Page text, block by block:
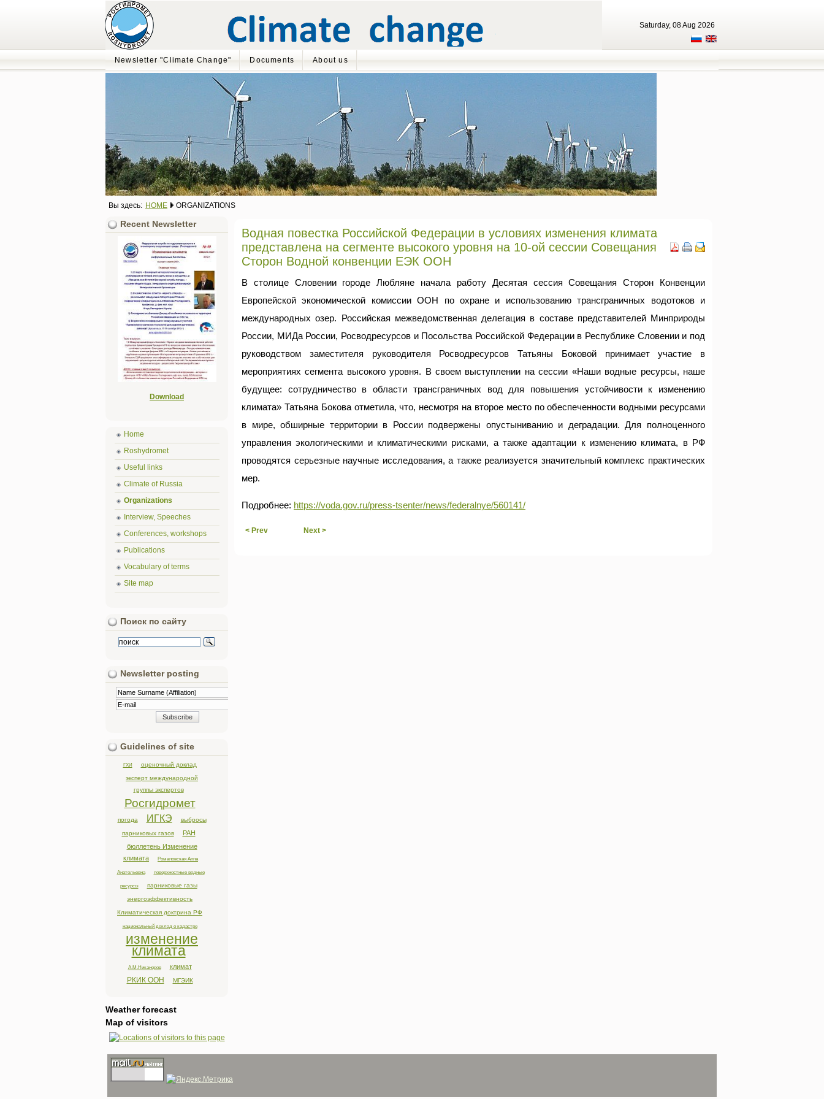
Saturday, 08 Aug 2026
Newsletter "Climate Change" Documents About us
Вы здесь: HOME ORGANIZATIONS
Водная повестка Российской Федерации в условиях изменения климата
представлена на сегменте высокого уровня на 10-ой сессии Совещания
Сторон Водной конвенции ЕЭК ООН
В столице Словении городе Любляне начала работу Десятая сессия Совещания Сторон Конвенции
Европейской экономической комиссии ООН по охране и использованию трансграничных водотоков и
международных озер. Российская межведомственная делегация в составе представителей Минприроды
России, МИДа России, Росводресурсов и Посольства Российской Федерации в Республике Словении и под
руководством заместителя руководителя Росводресурсов Татьяны Боковой принимает участие в
мероприятиях сегмента высокого уровня. В своем выступлении на сессии «Наши водные ресурсы, наше
будущее: сотрудничество в области трансграничных вод для повышения устойчивости к изменению
климата» Татьяна Бокова отметила, что, несмотря на второе место по обеспеченности водными ресурсами
в мире, обширные территории в России подвержены опустыниванию и деградации. Для полноценного
управления экологическими и климатическими рисками, а также адаптации к изменению климата, в РФ
проводятся серьезные научные исследования, а также реализуется значительный комплекс практических
мер.
Подробнее: https://voda.gov.ru/press-tsenter/news/federalnye/560141/
< Prev Next >
Recent Newsletter
Download
Home
Roshydromet
Useful links
Climate of Russia
Organizations
Interview, Speeches
Conferences, workshops
Publications
Vocabulary of terms
Site map
Поиск по сайту
Newsletter posting
Guidelines of site
ГХИ
оценочный доклад
эксперт международной
группы экспертов
Росгидромет
погода ИГКЭ
выбросы
парниковых газов
РАН
бюллетень Изменение
климата
Романовская Анна
Анатольевна поверхностные водные
ресурсы
парниковые газы
энергоэффективность
Климатическая доктрина РФ
национальный доклад о кадастре
изменение
климата
А.М.Никаноров климат
РКИК ООН МГЭИК
Weather forecast
Map of visitors